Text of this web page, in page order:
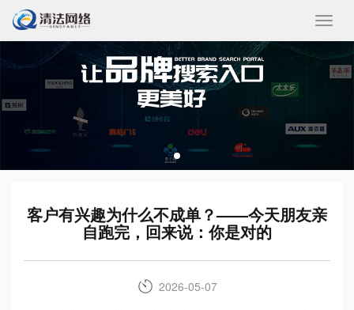
收
起/
展
开
客户有兴趣为什么不成单？——今天朋友亲
自跑完，回来说：你是对的
2026-05-07